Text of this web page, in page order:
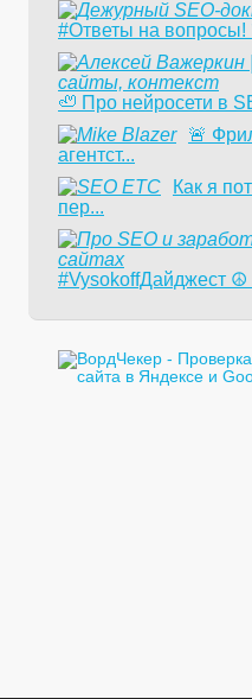
#Ответы на вопросы!
🦥 Про нейросети в
​🚨
агентст...
Как я
пер...
#VysokoffДайджест ☮️